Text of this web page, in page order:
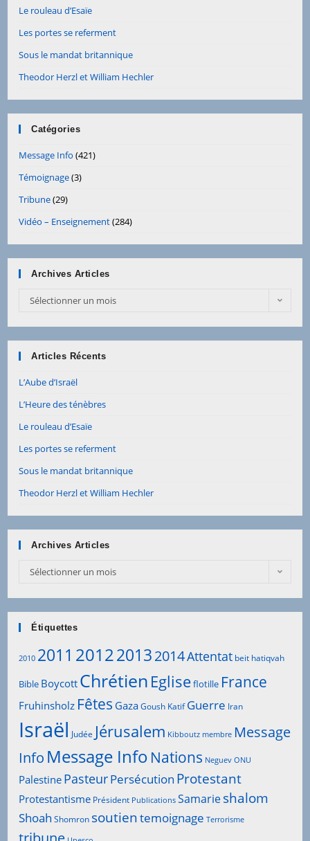
Le rouleau d’Esaïe
Les portes se referment
Sous le mandat britannique
Theodor Herzl et William Hechler
Catégories
Message Info (421)
Témoignage(3)
Tribune(29)
Vidéo – Enseignement(284)
Archives Articles
Archives
Sélectionner un mois
Articles Récents
L’Aube d’Israël
L’Heure des ténèbres
Le rouleau d’Esaïe
Les portes se referment
Sous le mandat britannique
Theodor Herzl et William Hechler
Archives Articles
Archives
Sélectionner un mois
Étiquettes
2010 2011 201220132014Attentat beit hatiqvah
Bible Boycott Chrétien Egliseflotille France
Fruhinsholz Fêtes GazaGoush Katif Guerre Iran
Israël Judée Jérusalem Kibboutz membre Message
Info Message Info Nations Neguev ONU
Palestine PasteurPersécution Protestant
Protestantisme Président Publications Samarieshalom
Shoah Shomron soutientemoignage Terrorisme